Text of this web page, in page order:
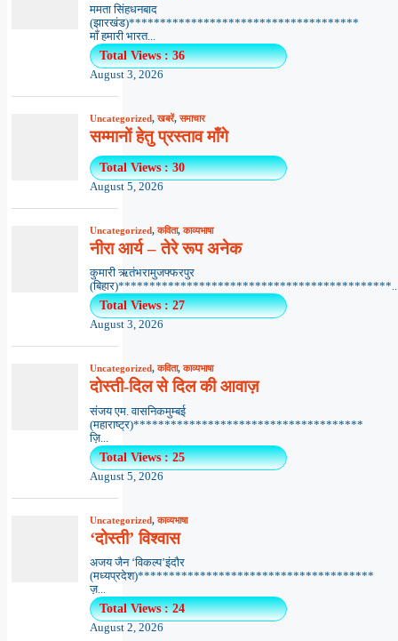
ममता सिंहधनबाद
(झारखंड)*************************************
माँ हमारी भारत...
Total Views : 36
August 3, 2026
Uncategorized,खबरें,समाचार
सम्मानों हेतु प्रस्ताव माँगे
Total Views : 30
August 5, 2026
Uncategorized,कविता,काव्यभाषा
नीरा आर्य – तेरे रूप अनेक
कुमारी ऋतंभरामुजफ्फरपुर
Total Views : 27
August 3, 2026
Uncategorized,कविता,काव्यभाषा
दोस्ती-दिल से दिल की आवाज़
संजय एम. वासनिकमुम्बई
(महाराष्ट्र)*************************************
ज़ि...
Total Views : 25
August 5, 2026
Uncategorized,काव्यभाषा
‘दोस्ती’ विश्वास
अजय जैन ‘विकल्प’इंदौर
(मध्यप्रदेश)**************************************
ज़...
Total Views : 24
August 2, 2026